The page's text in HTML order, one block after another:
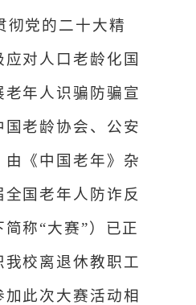
彻党的二十大精
对人口老龄化国
年人识骗防骗宣
国老龄协会、 公安
由《中国老年》 杂
全国老年人防诈反
简称“大赛”） 已正
我校离退休教职工
加 此次大赛活动相